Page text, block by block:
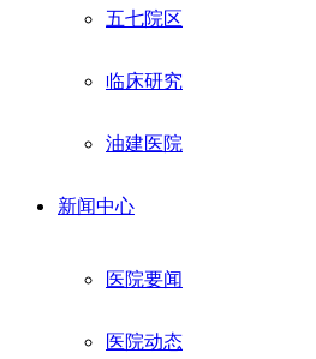
五七院区
临床研究
油建医院
新闻中心
医院要闻
医院动态